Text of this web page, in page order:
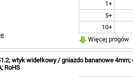
0,4m [ 1 ]
0,5m [ 15 ]
0,6m [ 1 ]
0,8m [ 1 ]
0,9m [ 2 ]
0,95m [ 1 ]
1m [ 31 ]
1+
5+
10+
Więcej progów
wtyk widełkowy / gniazdo bananowe 4mm;
RoHS